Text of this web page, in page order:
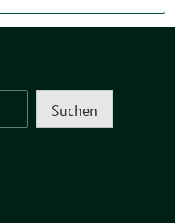
Suchen